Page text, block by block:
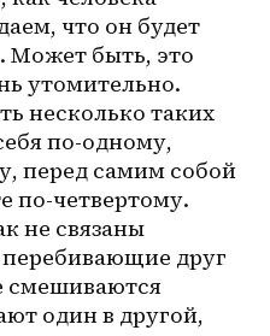
что он будет
. Может быть, это
утомительно.
несколько таких
по-одному,
перед самим собой
по-четвертому.
не связаны
перебивающие друг
смешиваются
один в другой,